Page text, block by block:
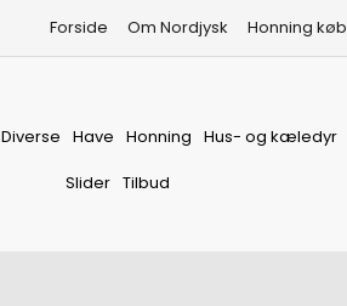
Forside Om Nordjysk Honning køb
Diverse Have Honning Hus- og kæledyr
Slider Tilbud